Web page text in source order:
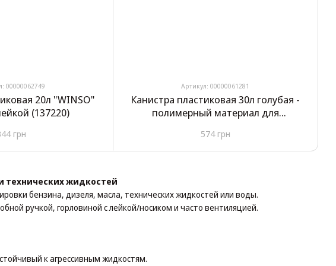
технических жидкостей
бензина, дизеля, масла, технических жидкостей или воды.
ручкой, горловиной с лейкой/носиком и часто вентиляцией.
к агрессивным жидкостям.
00000062749
20л "WINSO"
(137220)
грн
Артикул: 00000061281
Канистра пластиковая 30л голубая -
полимерный материал для
574 грн